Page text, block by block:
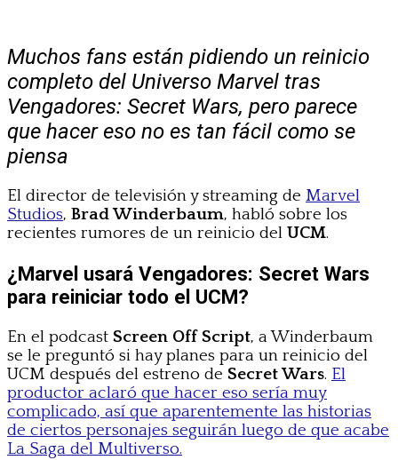
Muchos fans están pidiendo un reinicio
completo del Universo Marvel tras
Vengadores: Secret Wars, pero parece
que hacer eso no es tan fácil como se
piensa
El director de televisión y streaming de Marvel
Studios, Brad Winderbaum, habló sobre los
recientes rumores de un reinicio del UCM.
¿Marvel usará Vengadores: Secret Wars
para reiniciar todo el UCM?
En el podcast Screen Off Script, a Winderbaum
se le preguntó si hay planes para un reinicio del
UCM después del estreno de Secret Wars. El
productor aclaró que hacer eso sería muy
complicado, así que aparentemente las historias
de ciertos personajes seguirán luego de que acabe
La Saga del Multiverso.